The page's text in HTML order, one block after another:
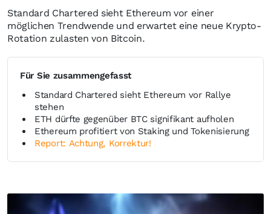
Standard Chartered sieht Ethereum vor einer
möglichen Trendwende und erwartet eine neue Krypto-
Rotation zulasten von Bitcoin.
Für Sie zusammengefasst
Standard Chartered sieht Ethereum vor Rallye
stehen
ETH dürfte gegenüber BTC signifikant aufholen
Ethereum profitiert von Staking und Tokenisierung
Report: Achtung, Korrektur!